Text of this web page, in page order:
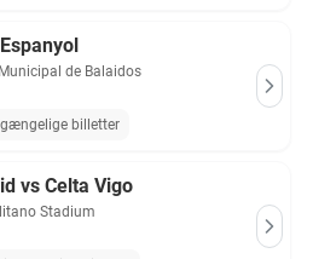
de Balaidos
billetter
vs Celta Vigo
Stadium